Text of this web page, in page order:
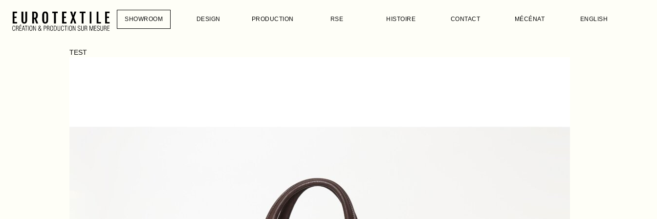
SHOWROOM DESIGN PRODUCTION RSE HISTOIRE CONTACT MÉCÉNAT ENGLISH
TEST